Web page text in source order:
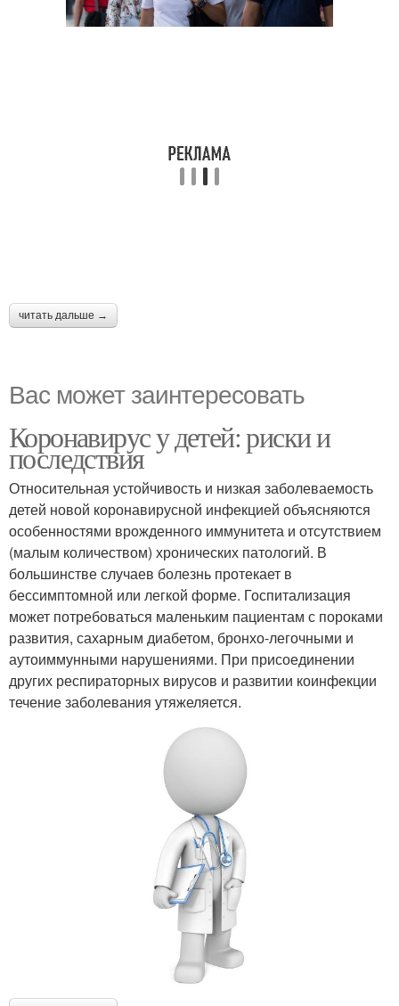
читать дальше →
Вас может заинтересовать
Коронавирус у детей: риски и
последствия
Относительная устойчивость и низкая заболеваемость
детей новой коронавирусной инфекцией объясняются
особенностями врожденного иммунитета и отсутствием
(малым количеством) хронических патологий. В
большинстве случаев болезнь протекает в
бессимптомной или легкой форме. Госпитализация
может потребоваться маленьким пациентам с пороками
развития, сахарным диабетом, бронхо-легочными и
аутоиммунными нарушениями. При присоединении
других респираторных вирусов и развитии коинфекции
течение заболевания утяжеляется.